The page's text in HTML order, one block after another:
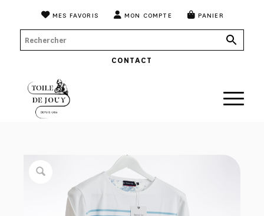
MES FAVORIS MON COMPTE PANIER
CONTACT